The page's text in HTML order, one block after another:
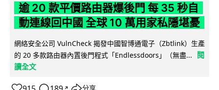
逾 20 款平價路由器爆後門 每 35 秒自
動連線回中國 全球 10 萬用家私隱堪憂
網絡安全公司 VulnCheck 揭發中國智博通電子（Zbtlink）生產
的 20 多款路由器內置後門程式「Endlessdoors」（無盡...
閱
讀全文
↗